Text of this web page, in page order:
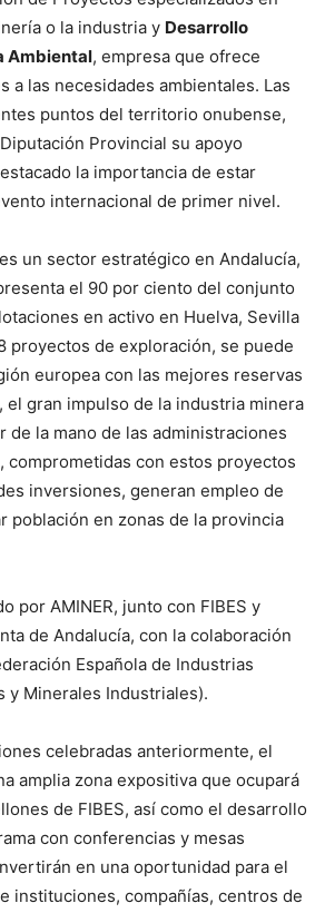
o la industria y Desarrollo
Ambiental, empresa que ofrece
a las necesidades ambientales. Las
puntos del territorio onubense,
Provincial su apoyo
la importancia de estar
internacional de primer nivel.
un sector estratégico en Andalucía,
el 90 por ciento del conjunto
en activo en Huelva, Sevilla
proyectos de exploración, se puede
europea con las mejores reservas
el gran impulso de la industria minera
de la mano de las administraciones
comprometidas con estos proyectos
inversiones, generan empleo de
población en zonas de la provincia
por AMINER, junto con FIBES y
de Andalucía, con la colaboración
Española de Industrias
y Minerales Industriales).
celebradas anteriormente, el
amplia zona expositiva que ocupará
de FIBES, así como el desarrollo
con conferencias y mesas
en una oportunidad para el
instituciones, compañías, centros de